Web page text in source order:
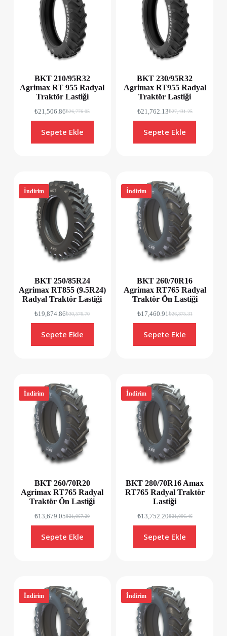
BKT 210/95R32
Agrimax RT 955 Radyal
Traktör Lastiği
₺26,776.05
₺21,506.86
Sepete Ekle
BKT 230/95R32
Agrimax RT955 Radyal
Traktör Lastiği
₺27,431.25
₺21,762.13
Sepete Ekle
İndirim
BKT 250/85R24
Agrimax RT855 (9.5R24)
Radyal Traktör Lastiği
₺30,576.70
₺19,874.86
Sepete Ekle
İndirim
BKT 260/70R16
Agrimax RT765 Radyal
Traktör Ön Lastiği
₺26,875.31
₺17,460.91
Sepete Ekle
İndirim
BKT 260/70R20
Agrimax RT765 Radyal
Traktör Ön Lastiği
₺21,067.20
₺13,679.05
Sepete Ekle
İndirim
BKT 280/70R16 Amax
RT765 Radyal Traktör
Lastiği
₺21,096.46
₺13,752.20
Sepete Ekle
İndirim İndirim